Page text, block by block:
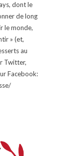
dont le
de long
le monde,
» (et,
au
Twitter,
Facebook: